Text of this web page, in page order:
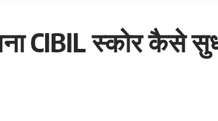
CIBIL स्कोर कैसे